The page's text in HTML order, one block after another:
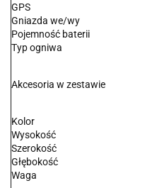
GPS
Gniazda we/wy
Pojemność baterii
Typ ogniwa
Akcesoria w zestawie
Kolor
Wysokość
Szerokość
Głębokość
Waga